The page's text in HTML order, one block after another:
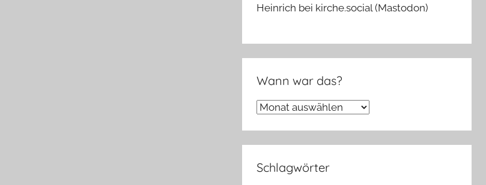
Heinrich bei kirche.social (Mastodon)
Wann war das?
Wann
Schlagwörter